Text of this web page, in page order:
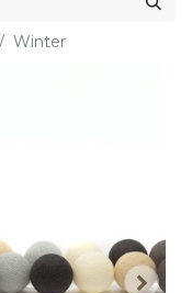
Winter